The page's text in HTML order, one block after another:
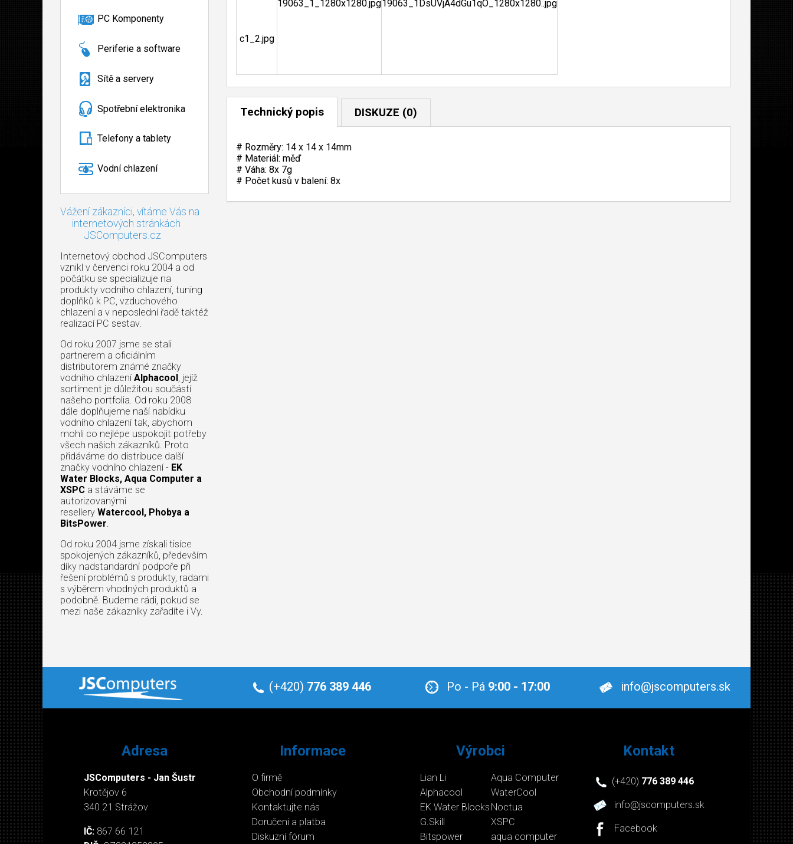
PC Komponenty
Periferie a software
Sítě a servery
Spotřební elektronika
Telefony a tablety
Vodní chlazení
Vážení zákazníci, vítáme Vás na
internetových stránkách
JSComputers.cz
Internetový obchod JSComputers
vznikl v červenci roku 2004 a od
počátku se specializuje na
produkty vodního chlazení, tuning
doplňků k PC, vzduchového
chlazení a v neposlední řadě taktéž
realizací PC sestav.
Od roku 2007 jsme se stali
partnerem a oficiálním
distributorem známé značky
vodního chlazení Alphacool, jejíž
sortiment je důležitou součástí
našeho portfolia. Od roku 2008
dále doplňujeme naší nabídku
vodního chlazení tak, abychom
mohli co nejlépe uspokojit potřeby
všech našich zákazníků. Proto
přidáváme do distribuce další
značky vodního chlazení - EK
Water Blocks, Aqua Computer a
XSPC a stáváme se
autorizovanými
resellery Watercool, Phobya a
BitsPower.
Od roku 2004 jsme získali tisíce
spokojených zákazníků, především
díky nadstandardní podpoře při
řešení problémů s produkty, radami
s výběrem vhodných produktů a
podobně. Budeme rádi, pokud se
mezi naše zákazníky zařadíte i Vy.
Technický popis DISKUZE (0)
# Rozměry: 14 x 14 x 14mm
# Materiál: měď
# Váha: 8x 7g
# Počet kusů v balení: 8x
(+420) 776 389 446 Po - Pá 9:00 - 17:00 info@jscomputers.sk
Adresa
JSComputers - Jan Šustr
Krotějov 6
340 21 Strážov
IČ: 867 66 121
Informace
O firmě
Obchodní podmínky
Kontaktujte nás
Doručení a platba
Diskuzní fórum
Výrobci
Lian Li
Aqua Computer
Alphacool
WaterCool
EK Water Blocks Noctua
G.Skill
XSPC
Bitspower
aqua computer
Kontakt
(+420) 776 389 446
info@jscomputers.sk
Facebook